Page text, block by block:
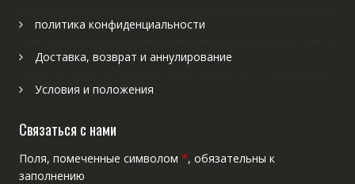
политика конфиденциальности
Доставка, возврат и аннулирование
Условия и положения
Связаться с нами
Поля, помеченные символом *, обязательны к
заполнению